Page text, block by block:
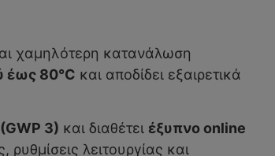
χαμηλότερη κατανάλωση
έως 80°C και αποδίδει εξαιρετικά
3) και διαθέτει έξυπνο online
λειτουργίας και